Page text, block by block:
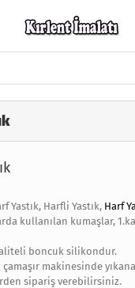
Yastık, Harfli Yastık, Harf
kullanılan kumaşlar,
boncuk silikondur.
çamaşır makinesinde
sipariş verebilirsiniz.